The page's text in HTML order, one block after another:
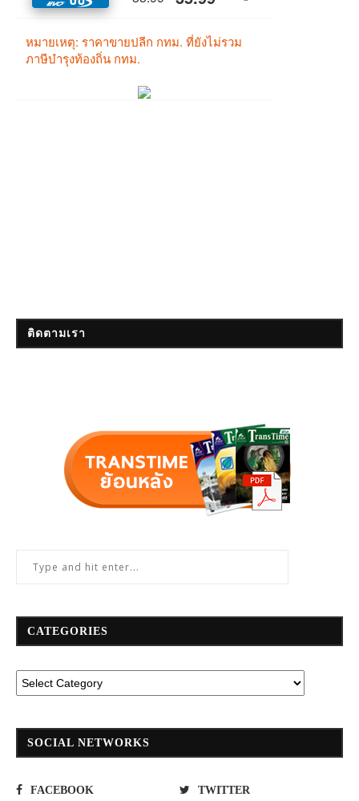
ติดตามเรา
CATEGORIES
SOCIAL NETWORKS
FACEBOOK TWITTER